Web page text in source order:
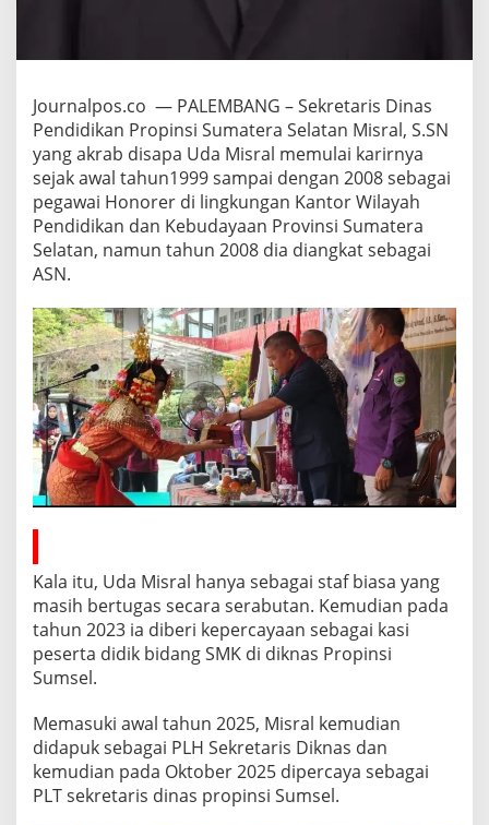
e
r
H
n
g
g
a
n
c
a
p
a
i
P
u
n
c
a
r
i
J
a
t
n
S
t
Journalpos.co — PALEMBANG – Sekretaris Dinas
Pendidikan Propinsi Sumatera Selatan Misral, S.SN
yang akrab disapa Uda Misral memulai karirnya
sejak awal tahun1999 sampai dengan 2008 sebagai
pegawai Honorer di lingkungan Kantor Wilayah
Pendidikan dan Kebudayaan Provinsi Sumatera
Selatan, namun tahun 2008 dia diangkat sebagai
ASN.
Kala itu, Uda Misral hanya sebagai staf biasa yang
masih bertugas secara serabutan. Kemudian pada
tahun 2023 ia diberi kepercayaan sebagai kasi
peserta didik bidang SMK di diknas Propinsi
Sumsel.
Memasuki awal tahun 2025, Misral kemudian
didapuk sebagai PLH Sekretaris Diknas dan
kemudian pada Oktober 2025 dipercaya sebagai
PLT sekretaris dinas propinsi Sumsel.